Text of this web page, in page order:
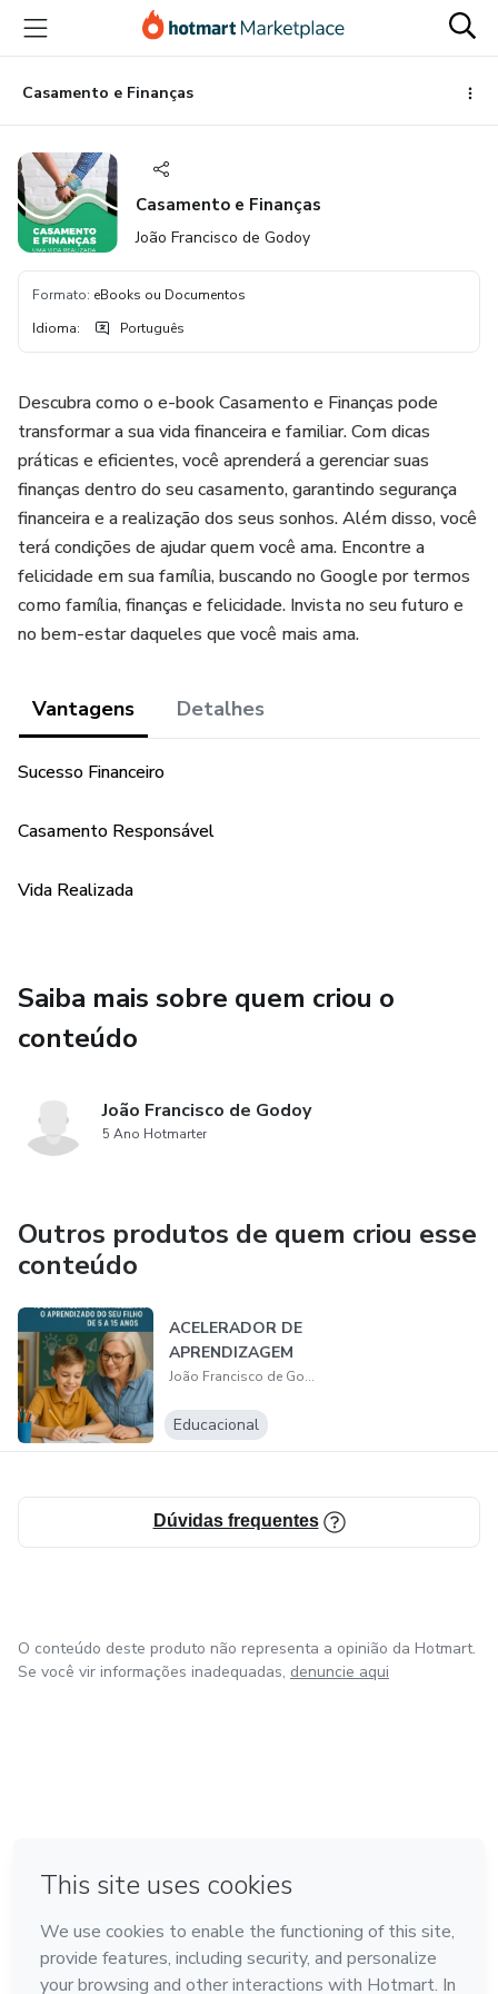
para
conteúdo
principal
para
pagamento
para
rodapé
Casamento e Finanças
Casamento e Finanças
João Francisco de Godoy
Formato: eBooks ou Documentos
Idioma: Português
Descubra como o e-book Casamento e Finanças pode
transformar a sua vida financeira e familiar. Com dicas
práticas e eficientes, você aprenderá a gerenciar suas
finanças dentro do seu casamento, garantindo segurança
financeira e a realização dos seus sonhos. Além disso, você
terá condições de ajudar quem você ama. Encontre a
felicidade em sua família, buscando no Google por termos
como família, finanças e felicidade. Invista no seu futuro e
no bem-estar daqueles que você mais ama.
Vantagens Detalhes
Sucesso Financeiro
Casamento Responsável
Vida Realizada
Saiba mais sobre quem criou o
conteúdo
João Francisco de Godoy
5 Ano Hotmarter
Outros produtos de quem criou esse
conteúdo
ACELERADOR DE
APRENDIZAGEM
João Francisco de Godoy
Educacional
Dúvidas frequentes
O conteúdo deste produto não representa a opinião da Hotmart.
Se você vir informações inadequadas, denuncie aqui
Feito com ❤ na Cidade do México